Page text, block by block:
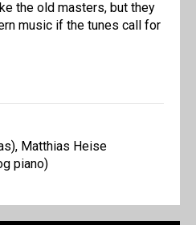
the old masters, but they
music if the tunes call for
Matthias Heise
piano)